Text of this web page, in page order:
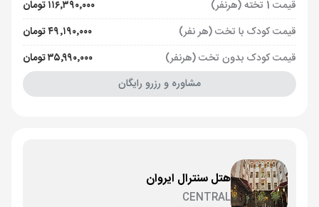
قیمت 1 تخته (هرنفر)
۱۱۶٬۳۹۰٬۰۰۰ تومان
قیمت کودک با تخت (هر نفر)
۴۹٬۱۹۰٬۰۰۰ تومان
قیمت کودک بدون تخت (هرنفر)
۳۵٬۹۹۰٬۰۰۰ تومان
مشاوره و رزرو رایگان
هتل سنترال ایروان
CENTRAL